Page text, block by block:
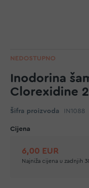
NEDOSTUPNO
Inodorina
Clorexidine
Šifra proizvoda IN1088
6,00 EUR
Najniža cijena u zadnjih